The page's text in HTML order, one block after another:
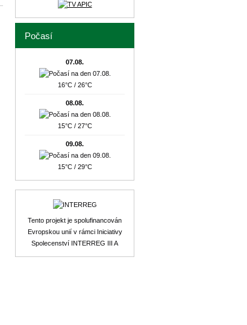
Počasí
07.08.
16°C / 26°C
08.08.
15°C / 27°C
09.08.
15°C / 29°C
Tento projekt je spolufinancován
Evropskou unií v rámci Iniciativy
Spolecenství INTERREG III A